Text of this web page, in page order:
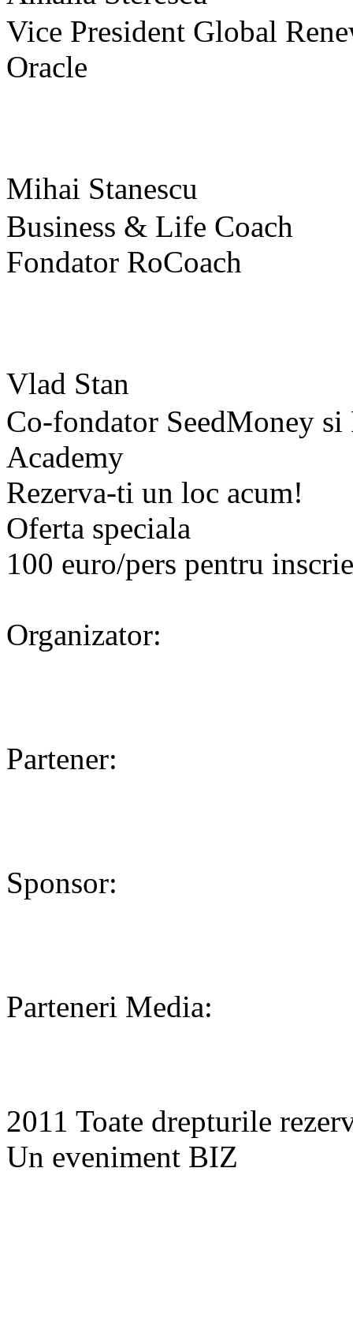
Vice President Global
Oracle
Mihai Stanescu
Business & Life Coach
Fondator RoCoach
Vlad Stan
Co-fondator SeedMoney
Academy
Rezerva-ti un loc acum!
Oferta speciala
100 euro/pers pentru
Organizator:
Partener:
Sponsor:
Parteneri Media:
2011 Toate drepturile
Un eveniment BIZ